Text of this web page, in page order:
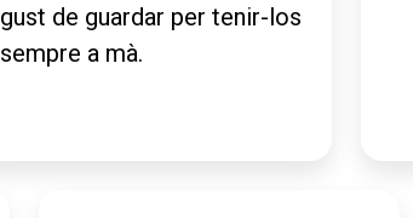
gust de guardar per tenir-los
sempre a mà.